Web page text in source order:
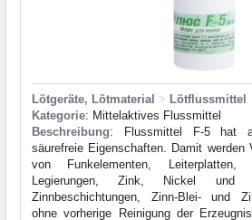
Lötgeräte, Lötmaterial > Lötflussmittel
Kategorie: Mittelaktives Flussmittel
Beschreibung: Flussmittel F-5 hat
säurefreie Eigenschaften. Damit werden
von Funkelementen,
Legierungen, Zink, Nickel und
Zinnbeschichtungen, Zinn-Blei- und
ohne vorherige Reinigung der